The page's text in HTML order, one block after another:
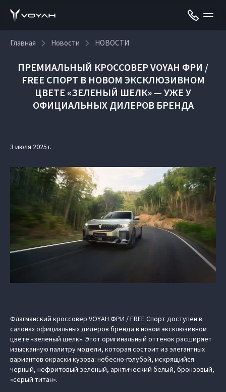
Главная Новости НОВОСТИ
ПРЕМИАЛЬНЫЙ КРОССОВЕР VOYAH ФРИ /
FREE СПОРТ В НОВОМ ЭКСКЛЮЗИВНОМ
ЦВЕТЕ «ЗЕЛЕНЫЙ ШЕЛК» — УЖЕ У
ОФИЦИАЛЬНЫХ ДИЛЕРОВ БРЕНДА
3 июля 2025 г.
Флагманский кроссовер VOYAH ФРИ / FREE Спорт доступен в
салонах официальных дилеров бренда в новом эксклюзивном
цвете «зеленый шелк». Этот оригинальный оттенок расширяет
изысканную палитру модели, которая состоит из элегантных
вариантов окраски кузова: небесно-голубой, искрящийся
черный, нефритовый зеленый, арктический белый, бронзовый,
«серый титан».